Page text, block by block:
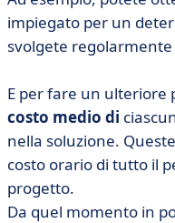
impiegato per un
svolgete
E per fare un ulteriore
costo medio di
nella soluzione.
costo orario di tutto il
progetto.
Da quel momento in